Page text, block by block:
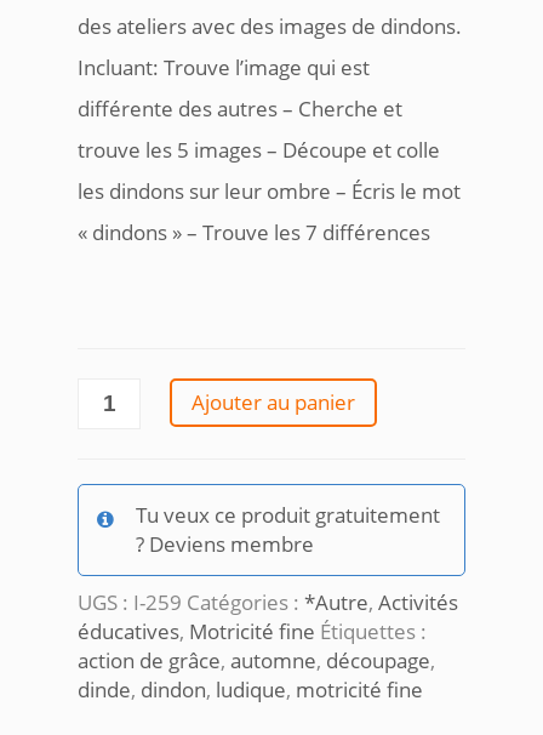
des ateliers avec des images de dindons.
Incluant: Trouve l’image qui est
différente des autres – Cherche et
trouve les 5 images – Découpe et colle
les dindons sur leur ombre – Écris le mot
« dindons » – Trouve les 7 différences
quantité
action
de
grace
Ajouter au panier
Tu veux ce produit gratuitement
? Deviens membre
UGS : I-259 Catégories : *Autre, Activités
éducatives, Motricité fine Étiquettes :
action de grâce, automne, découpage,
dinde, dindon, ludique, motricité fine